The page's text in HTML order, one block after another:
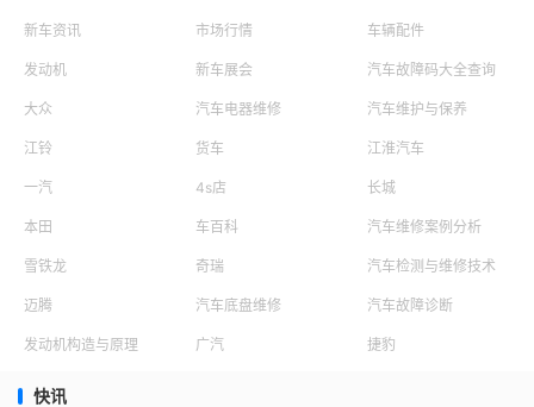
新车资讯 市场行情 车辆配件
发动机 新车展会 汽车故障码大全查询
大众 汽车电器维修 汽车维护与保养
江铃 货车 江淮汽车
一汽 4s店 长城
本田 车百科 汽车维修案例分析
雪铁龙 奇瑞 汽车检测与维修技术
迈腾 汽车底盘维修 汽车故障诊断
发动机构造与原理 广汽 捷豹
快讯